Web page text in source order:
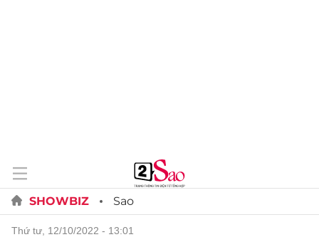
SHOWBIZ Sao
thứ tư, 12/10/2022 - 13:01